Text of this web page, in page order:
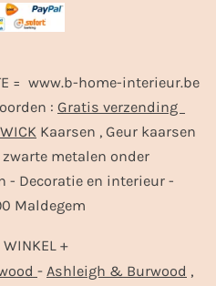
= www.b-home-interieur.be
: Gratis verzending
Kaarsen , Geur kaarsen
metalen onder
- Decoratie en interieur -
Maldegem
WINKEL +
- Ashleigh & Burwood ,